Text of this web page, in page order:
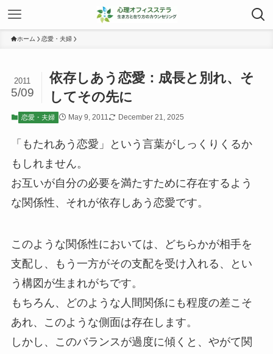
ホーム 恋愛・夫婦
依存しあう恋愛：成長と別れ、そ
してその先に
2011
5/09
恋愛・夫婦 May 9, 2011 December 21, 2025
「もたれあう恋愛」という言葉がしっくりくるか
もしれません。
お互いが自分の必要を満たすために存在するよう
な関係性、それが依存しあう恋愛です。
このような関係性においては、どちらかが相手を
支配し、もう一方がその支配を受け入れる、とい
う構図が生まれがちです。
もちろん、どのような人間関係にも程度の差こそ
あれ、このような側面は存在します。
しかし、このバランスが過度に傾くと、やがて関